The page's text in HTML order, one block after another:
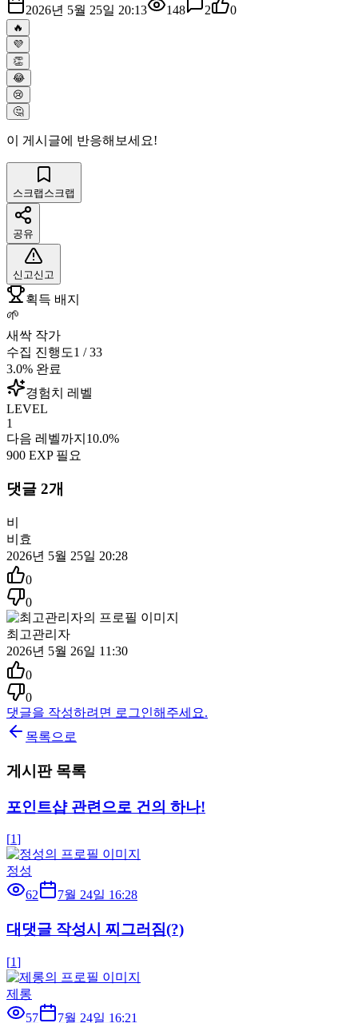
2026년 5월 25일 20:13 148 2 0
🔥
💜
👏
😂
😢
🤔
이 게시글에 반응해보세요!
스크랩 스크랩
공유
신고신고
획득 배지
🌱
새싹 작가
수집 진행도1 /33
3.0% 완료
경험치 레벨
LEVEL
1
다음 레벨까지 10.0%
900 EXP 필요
댓글 2개
비
비효
2026년 5월 25일 20:28
0
0
최고관리자
2026년 5월 26일 11:30
0
0
댓글을 작성하려면 로그인해주세요.
목록으로
게시판 목록
포인트샵 관련으로 건의 하나!
[1]
정성
62
7월 24일 16:28
대댓글 작성시 찌그러짐(?)
[1]
제롱
57
7월 24일 16:21